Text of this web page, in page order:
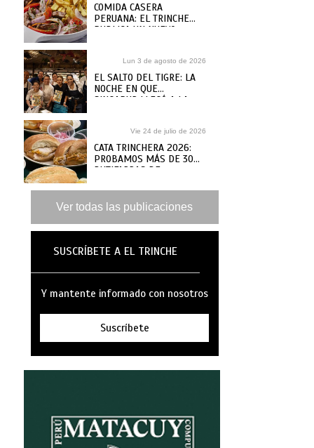
COMIDA CASERA
PERUANA: EL TRINCHE
PUBLICA UN NUEVO
Lun 3 de agosto de 2026
EL SALTO DEL TIGRE: LA
NOCHE EN QUE
SINGAPUR LLEGÓ A LA
Vie 24 de julio de 2026
CATA TRINCHERA 2026:
PROBAMOS MÁS DE 30
BUTIFARRAS DE
DE ANTAÑO PARA ELEGIR
LAS MEJORES
Ver todas las publicaciones
SUSCRÍBETE A EL TRINCHE
Y mantente informado con nosotros
Suscríbete